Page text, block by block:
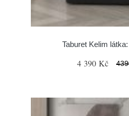
Taburet Kelim
4 390 Kč